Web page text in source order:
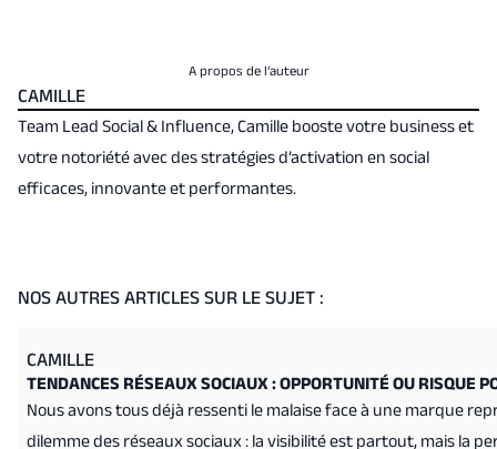
A propos de l’auteur
CAMILLE
Team Lead Social & Influence, Camille booste votre business et
votre notoriété avec des stratégies d’activation en social
efficaces, innovante et performantes.
NOS AUTRES ARTICLES SUR LE SUJET :
CAMILLE
TENDANCES RÉSEAUX SOCIAUX : OPPORTUNITÉ OU RISQUE
Nous avons tous déjà ressenti le malaise face à une marque
dilemme des réseaux sociaux : la visibilité est partout, mais la